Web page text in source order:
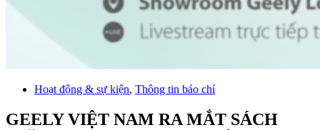
Hoạt động & sự kiện, Thông tin báo chí
GEELY VIỆT NAM RA MẮT SÁCH